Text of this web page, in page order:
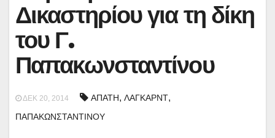
Δικαστηρίου για τη δίκη
του Γ.
Παπακωνσταντίνου
ΔΕΚ 20, 2014 ΑΠΑΤΗ, ΛΑΓΚΑΡΝΤ,
ΠΑΠΑΚΩΝΣΤΑΝΤΙΝΟΥ